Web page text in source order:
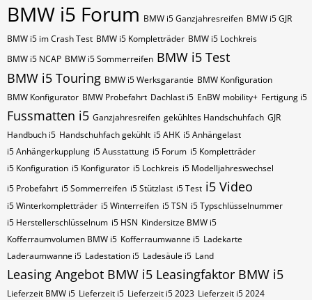
BMW i5 Forum BMW i5 Ganzjahresreifen BMW i5 GJR
BMW i5 im Crash Test BMW i5 Kompletträder BMW i5 Lochkreis
BMW i5 NCAP BMW i5 Sommerreifen BMW i5 Test
BMW i5 Touring BMW i5 Werksgarantie BMW Konfiguration
BMW Konfigurator BMW Probefahrt Dachlast i5 EnBW mobility+ Fertigung i5
Fussmatten i5 Ganzjahresreifen gekühltes Handschuhfach GJR
Handbuch i5 Handschuhfach gekühlt i5 AHK i5 Anhängelast
i5 Anhängerkupplung i5 Ausstattung i5 Forum i5 Kompletträder
i5 Konfiguration i5 Konfigurator i5 Lochkreis i5 Modelljahreswechsel
i5 Probefahrt i5 Sommerreifen i5 Stützlast i5 Test i5 Video
i5 Winterkompletträder i5 Winterreifen i5​​​​ TSN i5​​​​ Typschlüsselnummer
i5​​​​​ Herstellerschlüsselnum i5​​​​​ HSN Kindersitze BMW i5
Kofferraumvolumen BMW i5 Kofferraumwanne i5 Ladekarte
Laderaumwanne i5 Ladestation i5 Ladesäule i5 Land
Leasing Angebot BMW i5 Leasingfaktor BMW i5
Lieferzeit BMW i5 Lieferzeit i5 Lieferzeit i5 2023 Lieferzeit i5 2024